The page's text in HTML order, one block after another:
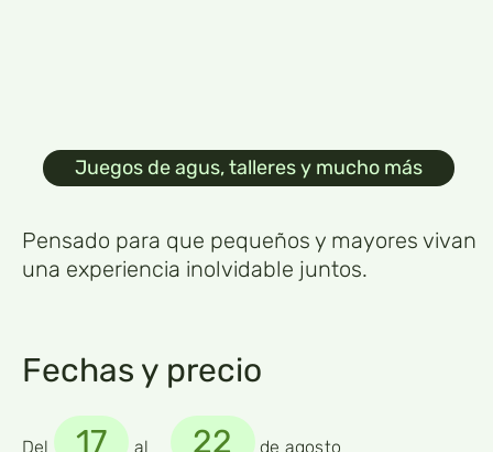
Juegos de agus, talleres y mucho más
Pensado para que pequeños y mayores vivan
una experiencia inolvidable juntos.
Fechas y precio
Del 17 al 22 de agosto